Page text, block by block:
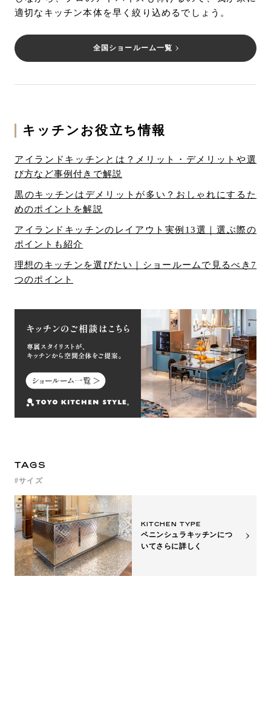
適切なキッチン本体を早く絞り込めるでしょう。
全国ショールーム一覧
キッチンお役立ち情報
アイランドキッチンとは？メリット・デメリットや選
び方など事例付きで解説
黒のキッチンはデメリットが多い？おしゃれにするた
めのポイントを解説
アイランドキッチンのレイアウト実例13選｜選ぶ際の
ポイントも紹介
理想のキッチンを選びたい｜ショールームで見るべき7
つのポイント
TAGS
サイズ
KITCHEN TYPE
ペニンシュラキッチンにつ
いてさらに詳しく